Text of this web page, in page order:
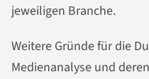
jeweiligen Branche.
Weitere Gründe für die
Medienanalyse und